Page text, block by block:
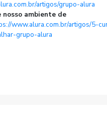
artigos/grupo-alura
ambiente de
www.alura.com.br/artigos/5-
grupo-alura